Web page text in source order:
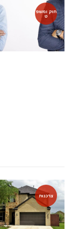
חוק ומשפ
ט
צרכנות